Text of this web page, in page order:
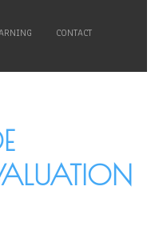
CONTACT